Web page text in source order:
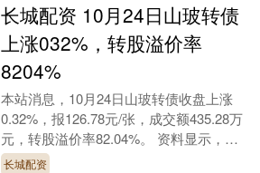
长城配资 10月24日山玻转债
上涨032%，转股溢价率
8204%
本站消息，10月24日山玻转债收盘上涨
0.32%，报126.78元/张，成交额435.28万
元，转股溢价率82.04%。 资料显示，山
玻转债信用级别为“AA-”....
长城配资